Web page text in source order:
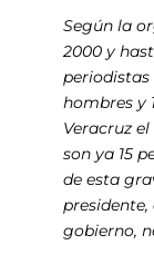
Según la
2000 y
hombres y
Veracruz
son ya 15
de esta
gobierno,